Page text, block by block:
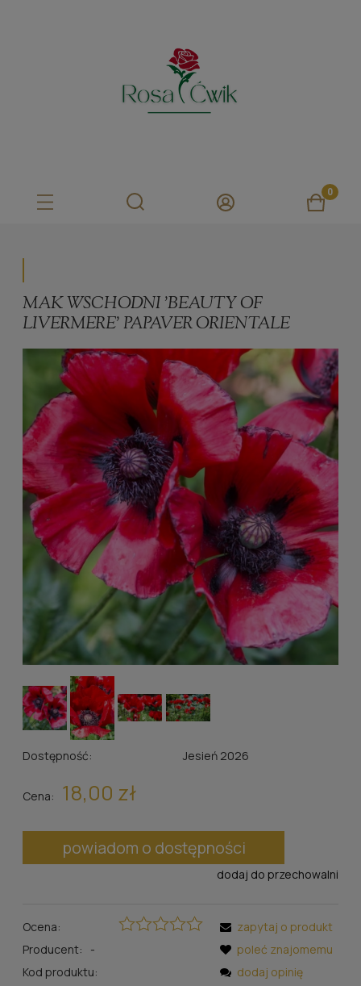
MAK WSCHODNI 'BEAUTY OF
LIVERMERE' PAPAVER ORIENTALE
Dostępność: Jesień 2026
Cena: 18,00 zł
powiadom o dostępności
dodaj do przechowalni
Ocena:
Producent:
-
Kod produktu:
zapytaj o produkt
poleć znajomemu
dodaj opinię